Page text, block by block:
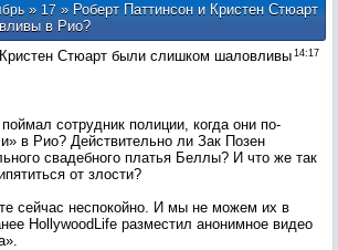
» 17» Роберт Паттинсон и Кристен Стюарт
в Рио?
14:17
Кристен Стюарт были слишком шаловливы
сотрудник полиции, когда они по-
в Рио? Действительно ли Зак Позен
свадебного платья Беллы? И что же так
от злости?
сейчас неспокойно. И мы не можем их в
HollywoodLife разместил анонимное видео